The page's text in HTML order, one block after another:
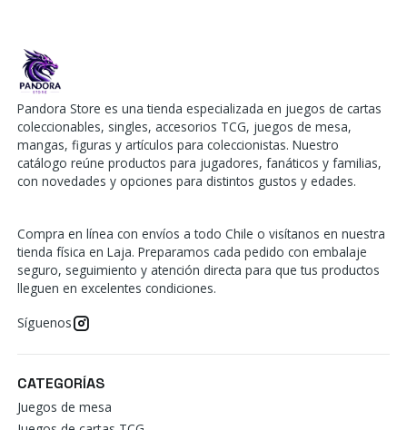
Pandora Store es una tienda especializada en juegos de cartas
coleccionables, singles, accesorios TCG, juegos de mesa,
mangas, figuras y artículos para coleccionistas. Nuestro
catálogo reúne productos para jugadores, fanáticos y familias,
con novedades y opciones para distintos gustos y edades.
Compra en línea con envíos a todo Chile o visítanos en nuestra
tienda física en Laja. Preparamos cada pedido con embalaje
seguro, seguimiento y atención directa para que tus productos
lleguen en excelentes condiciones.
Síguenos
CATEGORÍAS
Juegos de mesa